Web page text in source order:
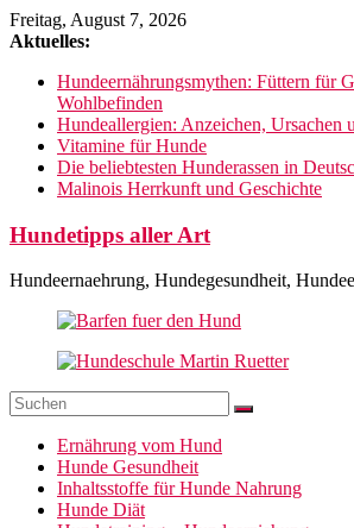
Zum
Inhalt
Freitag, August 7, 2026
Aktuelles:
Hundeernährungsmythen: Füttern für
Wohlbefinden
Hundeallergien: Anzeichen, Ursachen
Vitamine für Hunde
Die beliebtesten Hunderassen in
Malinois Herrkunft und Geschichte
Hundetipps aller Art
Hundeernaehrung, Hundegesundheit,
Ernährung vom Hund
Hunde Gesundheit
Inhaltsstoffe für Hunde Nahrung
Hunde Diät